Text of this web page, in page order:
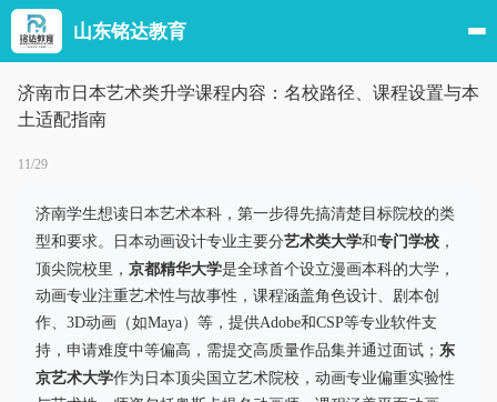
山东铭达教育
济南市日本艺术类升学课程内容：名校路径、课程设置与本
土适配指南
11/29
济南学生想读日本艺术本科，第一步得先搞清楚目标院校的类
型和要求。日本动画设计专业主要分艺术类大学和专门学校 ，
顶尖院校里， 京都精华大学是全球首个设立漫画本科的大学，
动画专业注重艺术性与故事性，课程涵盖角色设计、剧本创
作、3D动画（如Maya）等，提供Adobe和CSP等专业软件支
持，申请难度中等偏高，需提交高质量作品集并通过面试； 东
京艺术大学作为日本顶尖国立艺术院校，动画专业偏重实验性